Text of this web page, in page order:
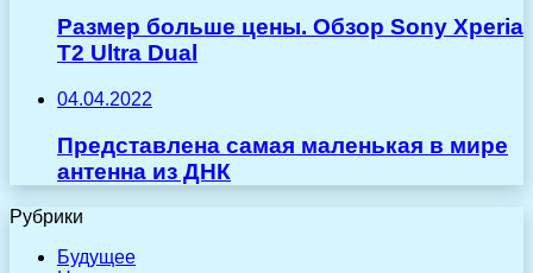
Размер больше цены. Обзор Sony Xperia
T2 Ultra Dual
04.04.2022
Представлена самая маленькая в мире
антенна из ДНК
Рубрики
Будущее